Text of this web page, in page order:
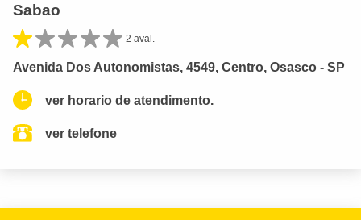
Sabao
2 aval.
Avenida Dos Autonomistas, 4549, Centro, Osasco - SP
ver horario de atendimento.
ver telefone